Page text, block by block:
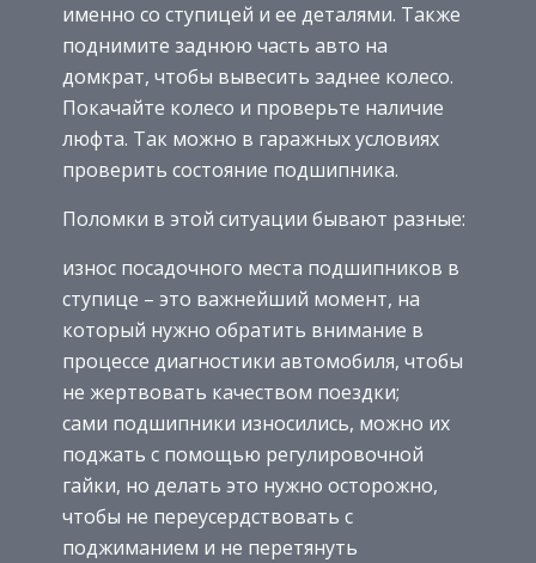
именно со ступицей и ее деталями. Также
поднимите заднюю часть авто на
домкрат, чтобы вывесить заднее колесо.
Покачайте колесо и проверьте наличие
люфта. Так можно в гаражных условиях
проверить состояние подшипника.
Поломки в этой ситуации бывают разные:
износ посадочного места подшипников в
ступице – это важнейший момент, на
который нужно обратить внимание в
процессе диагностики автомобиля, чтобы
не жертвовать качеством поездки;
сами подшипники износились, можно их
поджать с помощью регулировочной
гайки, но делать это нужно осторожно,
чтобы не переусердствовать с
поджиманием и не перетянуть